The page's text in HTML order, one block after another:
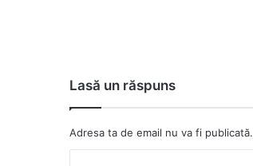
Lasă un răspuns
Adresa ta de email nu va fi publicată.